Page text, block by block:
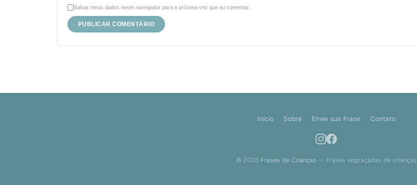
Salvar meus dados neste navegador para a próxima vez que eu comentar.
Início Sobre Envie sua Frase Contato
© 2026 Frases de Crianças — Frases engraçadas de crianças